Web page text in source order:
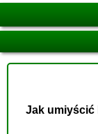
Jak umiyścić